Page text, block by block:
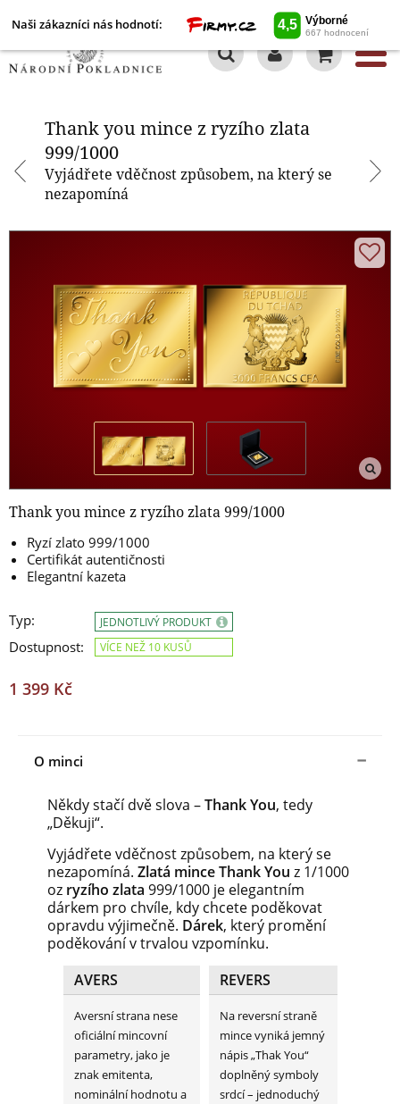
Naši zákazníci nás hodnotí:
Thank you mince z ryzího zlata
999/1000
Vyjádřete vděčnost způsobem, na který se
nezapomíná
Thank you mince z ryzího zlata 999/1000
Ryzí zlato 999/1000
Certifikát autentičnosti
Elegantní kazeta
Typ:
Dostupnost:
JEDNOTLIVÝ PRODUKT
VÍCE NEŽ 10 KUSŮ
1 399 Kč
O minci
Někdy stačí dvě slova –Thank You, tedy
„Děkuji“.
Vyjádřete vděčnost způsobem, na který se
nezapomíná. Zlatá mince Thank You z 1/1000
oz ryzího zlata 999/1000 je elegantním
dárkem pro chvíle, kdy chcete poděkovat
opravdu výjimečně. Dárek, který promění
poděkování v trvalou vzpomínku.
AVERS
REVERS
Aversní strana nese
oficiální mincovní
parametry, jako je
znak emitenta,
nominální hodnotu a
Na reversní straně
mince vyniká jemný
nápis „Thak You“
doplněný symboly
srdcí – jednoduchý
Thank you mince z ryzího zlata